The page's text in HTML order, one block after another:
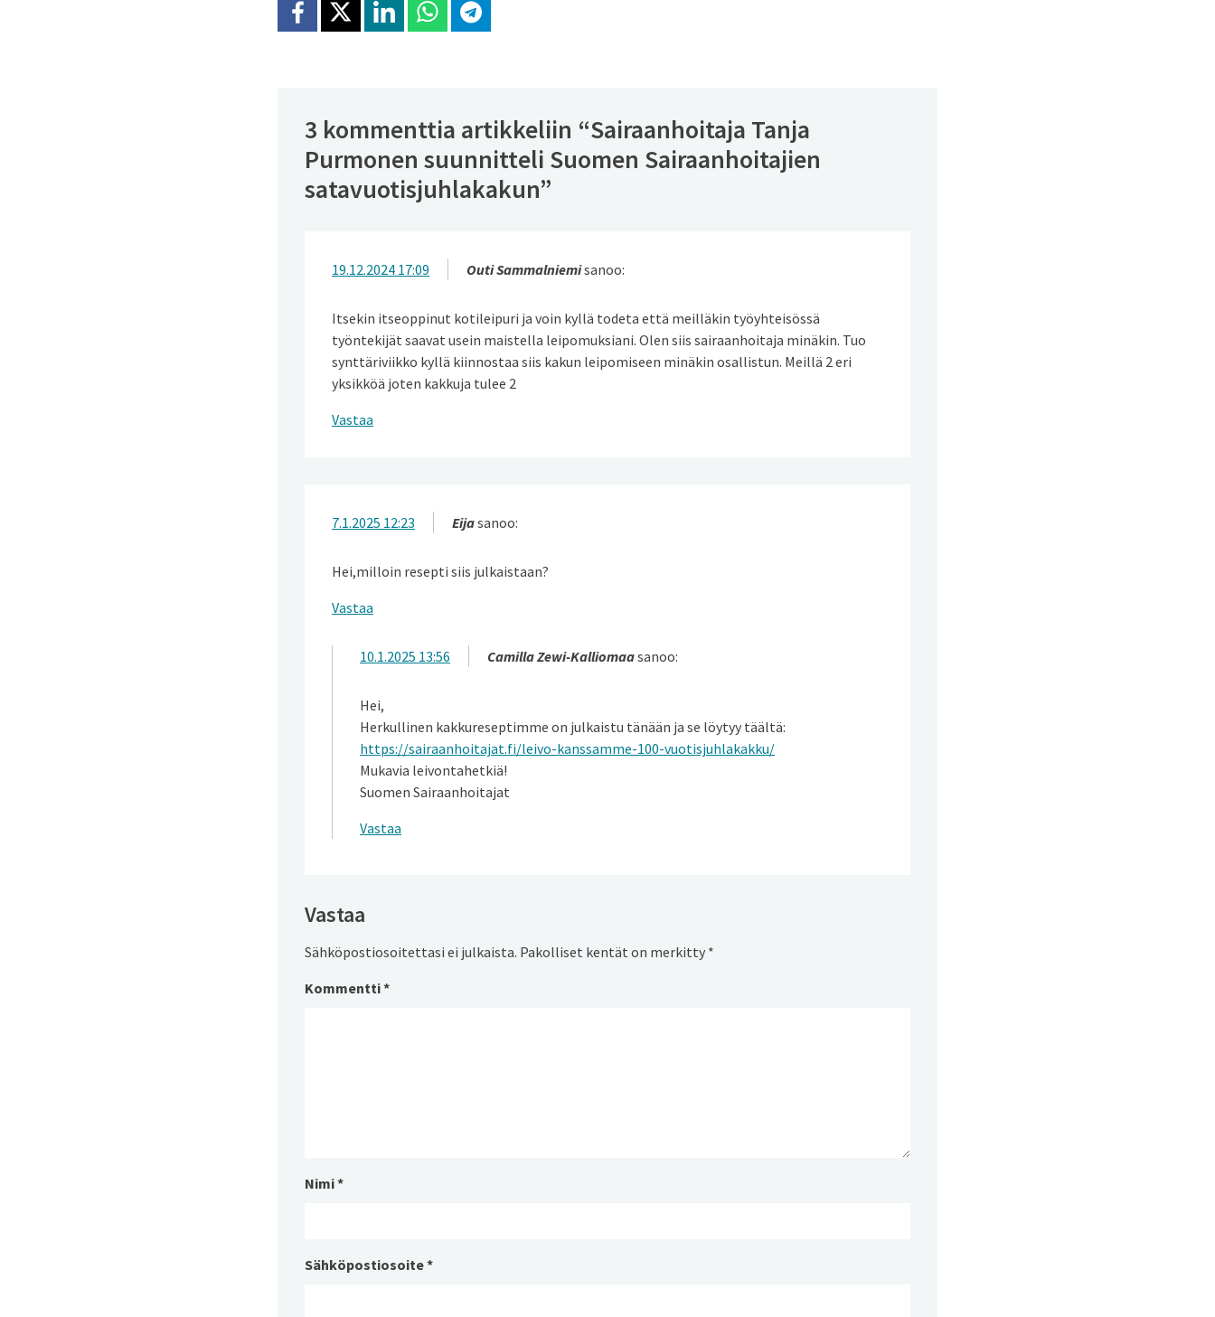
Jaa Facebookissa
Jaa X:ssäJaa Linkedinissä
Jaa Whatsappissa
Jaa Telegramissa
3 kommenttia artikkeliin “Sairaanhoitaja Tanja
Purmonen suunnitteli Suomen Sairaanhoitajien
satavuotisjuhlakakun”
Outi Sammalniemisanoo:
19.12.2024 17:09
Itsekin itseoppinut kotileipuri ja voin kyllä todeta että meilläkin työyhteisössä
työntekijät saavat usein maistella leipomuksiani. Olen siis sairaanhoitaja minäkin. Tuo
synttäriviikko kyllä kiinnostaa siis kakun leipomiseen minäkin osallistun. Meillä 2 eri
yksikköä joten kakkuja tulee 2
Vastaa
Eijasanoo:
7.1.2025 12:23
Hei,milloin resepti siis julkaistaan?
Vastaa
Camilla Zewi-Kalliomaasanoo:
10.1.2025 13:56
Hei,
Herkullinen kakkureseptimme on julkaistu tänään ja se löytyy täältä:
https://sairaanhoitajat.fi/leivo-kanssamme-100-vuotisjuhlakakku/
Mukavia leivontahetkiä!
Suomen Sairaanhoitajat
Vastaa
Vastaa
Sähköpostiosoitettasi ei julkaista. Pakolliset kentät on merkitty *
Kommentti*
Nimi*
Sähköpostiosoite*